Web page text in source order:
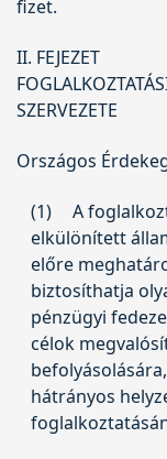
fizet.
II. FEJEZET
SZERVEZETE
Országos
(1)
A
elkülönített
előre
biztosíthatja
pénzügyi
célok
hátrányos